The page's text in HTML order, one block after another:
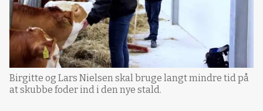
Birgitte og Lars Nielsen skal bruge langt mindre tid på
at skubbe foder ind i den nye stald.